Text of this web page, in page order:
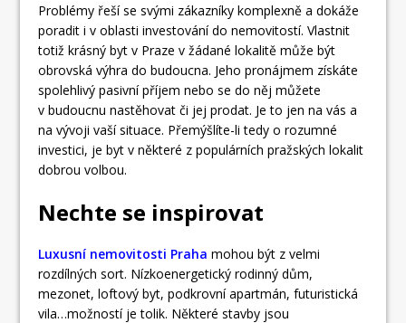
Problémy řeší se svými zákazníky komplexně a dokáže
poradit i v oblasti investování do nemovitostí. Vlastnit
totiž krásný byt v Praze v žádané lokalitě může být
obrovská výhra do budoucna. Jeho pronájmem získáte
spolehlivý pasivní příjem nebo se do něj můžete
v budoucnu nastěhovat či jej prodat. Je to jen na vás a
na vývoji vaší situace. Přemýšlíte-li tedy o rozumné
investici, je byt v některé z populárních pražských lokalit
dobrou volbou.
Nechte se inspirovat
Luxusní nemovitosti Praha mohou být z velmi
rozdílných sort. Nízkoenergetický rodinný dům,
mezonet, loftový byt, podkrovní apartmán, futuristická
vila…možností je tolik. Některé stavby jsou